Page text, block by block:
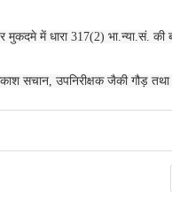
में धारा 317(2) भा.न्या.सं. की
सचान, उपनिरीक्षक जैकी गौड़